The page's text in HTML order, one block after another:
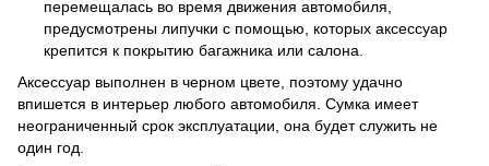
перемещалась во время движения автомобиля,
предусмотрены липучки с помощью, которых аксессуар
крепится к покрытию багажника или салона.
Аксессуар выполнен в черном цвете, поэтому удачно
впишется в интерьер любого автомобиля. Сумка имеет
неограниченный срок эксплуатации, она будет служить не
один год.